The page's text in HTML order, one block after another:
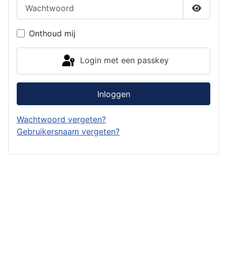
Toon
Onthoud mij
Login met een passkey
Inloggen
Wachtwoord vergeten?
Gebruikersnaam vergeten?